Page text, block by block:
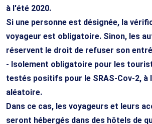
à l'été 2020.
Si une personne est désignée, la
voyageur est obligatoire. Sinon, les
réservent le droit de refuser son
- Isolement obligatoire pour les
testés positifs pour le SRAS-Cov-2, à
aléatoire.
Dans ce cas, les voyageurs et leurs
seront hébergés dans des hôtels de